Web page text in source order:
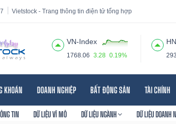
Vietstock - Trang thông tin điện tử tổng hợp
VN-Index
1768.06 3.28 0.19%
KHOÁN DOANH NGHIỆP BẤT ĐỘNG SẢN TÀI CHÍNH
TIN DỮ LIỆU VĨ MÔ DỮ LIỆU NGÀNH DỮ LIỆU DOANH